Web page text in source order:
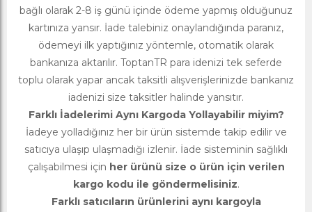
bağlı olarak 2-8 iş günü içinde ödeme yapmış olduğunuz
kartınıza yansır. İade talebiniz onaylandığında paranız,
ödemeyi ilk yaptığınız yöntemle, otomatik olarak
bankanıza aktarılır. ToptanTR para idenizi tek seferde
toplu olarak yapar ancak taksitli alışverişlerinizde bankanız
iadenizi size taksitler halinde yansıtır.
Farklı İadelerimi Aynı Kargoda Yollayabilir miyim?
İadeye yolladığınız her bir ürün sistemde takip edilir ve
satıcıya ulaşıp ulaşmadığı izlenir. İade sisteminin sağlıklı
çalışabilmesi için her ürünü size o ürün için verilen
kargo kodu ile göndermelisiniz.
Farklı satıcıların ürünlerini aynı kargoyla